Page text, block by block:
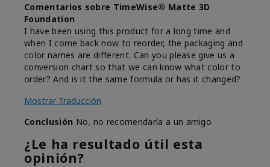
Comentarios sobre TimeWise® Matte 3D
Foundation
I have been using this product for a long time and
when I come back now to reorder, the packaging and
color names are different. Can you please give us a
conversion chart so that we can know what color to
order? And is it the same formula or has it changed?
Mostrar Traducción
Conclusión No, no recomendaría a un amigo
¿Le ha resultado útil esta
opinión?